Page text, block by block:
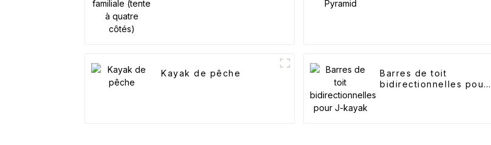
Kayak de pêche
Barres de toit
bidirectionnelles pour